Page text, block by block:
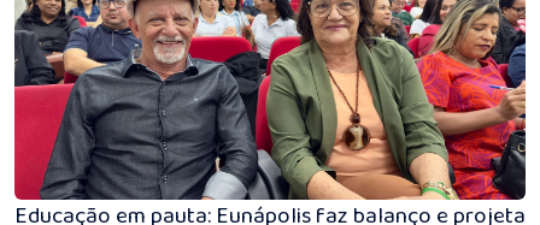
Educação em pauta: Eunápolis faz balanço e projeta